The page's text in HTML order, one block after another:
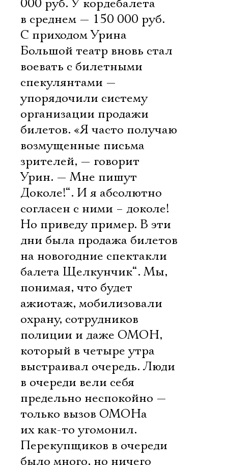
000 руб. У кордебалета
в среднем — 150 000 руб.
С приходом Урина
Большой театр вновь стал
воевать с билетными
спекулянтами —
упорядочили систему
организации продажи
билетов. «Я часто получаю
возмущенные письма
зрителей, — говорит
Урин. — Мне пишут
Доколе!“. И я абсолютно
согласен с ними – доколе!
Но приведу пример. В эти
дни была продажа билетов
на новогодние спектакли
балета Щелкунчик“. Мы,
понимая, что будет
ажиотаж, мобилизовали
охрану, сотрудников
полиции и даже ОМОН,
который в четыре утра
выстраивал очередь. Люди
в очереди вели себя
предельно неспокойно —
только вызов ОМОНа
их как-то угомонил.
Перекупщиков в очереди
было много, но ничего